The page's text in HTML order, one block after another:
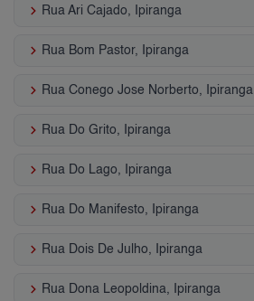
keyboard_arrow_right Rua Ari Cajado, Ipiranga
keyboard_arrow_right Rua Bom Pastor, Ipiranga
keyboard_arrow_right Rua Conego Jose Norberto, Ipiranga
keyboard_arrow_right Rua Do Grito, Ipiranga
keyboard_arrow_right Rua Do Lago, Ipiranga
keyboard_arrow_right Rua Do Manifesto, Ipiranga
keyboard_arrow_right Rua Dois De Julho, Ipiranga
keyboard_arrow_right Rua Dona Leopoldina, Ipiranga